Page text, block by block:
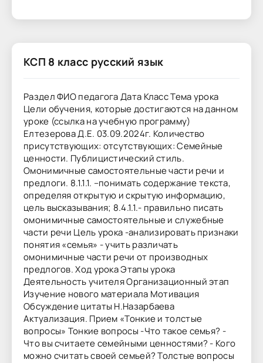
КСП 8 класс русский язык
Раздел ФИО педагога Дата Класс Тема урока
Цели обучения, которые достигаются на данном
уроке (ссылка на учебную программу)
Елтезерова Д.Е. 03.09.2024г. Количество
присутствующих: отсутствующих: Семейные
ценности. Публицистический стиль.
Омонимичные самостоятельные части речи и
предлоги. 8.1.1.1. –понимать содержание текста,
определяя открытую и скрытую информацию,
цель высказывания; 8.4.1.1.- правильно писать
омонимичные самостоятельные и служебные
части речи Цель урока -анализировать признаки
понятия «семья» - учить различать
омонимичные части речи от производных
предлогов. Ход урока Этапы урока
Деятельность учителя Организационный этап
Изучение нового материала Мотивация
Обсуждение цитаты Н.Назарбаева
Актуализация. Прием «Тонкие и толстые
вопросы» Тонкие вопросы -Что такое семья? -
Что вы считаете семейными ценностями? - Кого
можно считать своей семьей? Толстые вопросы